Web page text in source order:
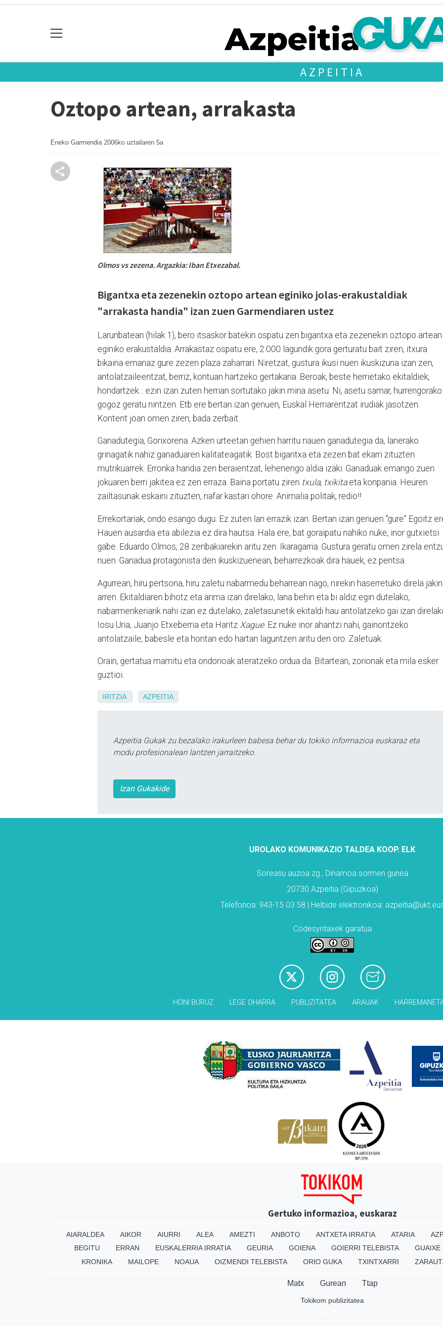
AZPEITIA
Oztopo artean, arrakasta
Eneko Garmendia 2006ko uztailaren 5a
Olmos vs zezena. Argazkia: Iban Etxezabal.
Bigantxa eta zezenekin oztopo artean eginiko jolas-erakustaldiak
"arrakasta handia" izan zuen Garmendiaren ustez
Larunbatean (hilak 1), bero itsaskor batekin ospatu zen bigantxa eta zezenekin oztopo artean
eginiko erakustaldia. Arrakastaz ospatu ere, 2.000 lagundik gora gerturatu bait ziren, itxura
bikaina emanaz gure zezen plaza zaharrari. Niretzat, gustura ikusi nuen ikuskizuna izan zen,
antolatzaileentzat, berriz, kontuan hartzeko gertakaria. Beroak, beste herrietako ekitaldiek,
hondartzek... ezin izan zuten herrian sortutako jakin mina asetu. Ni, asetu samar, hurrengorako
gogoz geratu nintzen. Etb ere bertan izan genuen, Euskal Herriarentzat irudiak jasotzen.
Kontent joan omen ziren, bada zerbait.
Ganadutegia, Gorixorena. Azken urteetan gehien harritu nauen ganadutegia da, lanerako
grinagatik nahiz ganaduaren kalitateagatik. Bost bigantxa eta zezen bat ekarri zituzten
mutrikuarrek. Erronka handia zen beraientzat, lehenengo aldia izaki. Ganaduak emango zuen
jokuaren berri jakitea ez zen erraza. Baina portatu ziren txula, txikitaeta konpania. Heuren
zailtasunak eskaini zituzten, nafar kastari ohore. Animalia politak, redio!!
Errekortariak, ondo esango dugu. Ez zuten lan errazik izan. Bertan izan genuen "gure" Egoitz
Hauen ausardia eta abilezia ez dira hautsa. Hala ere, bat goraipatu nahiko nuke, inor gutxietsi
gabe. Eduardo Olmos, 28 zenbakiarekin aritu zen. Ikaragarria. Gustura geratu omen zirela
nuen. Ganadua protagonista den ikuskizuenean, beharrezkoak dira hauek, ez pentsa.
Agurrean, hiru pertsona, hiru zaletu nabarmedu beharrean nago, nirekin haserretuko direla jakin
arren. Ekitaldiaren bihotz eta arima izan direlako, lana behin eta bi aldiz egin dutelako,
nabarmenkeriarik nahi izan ez dutelako, zaletasunetik ekitaldi hau antolatzeko gai izan
Iosu Uria, Juanjo Etxeberria eta Haritz Xague. Ez nuke inor ahantzi nahi, gainontzeko
antolatzaile, babesle eta hontan edo hartan laguntzen aritu den oro. Zaletuak.
Orain, gertatua mamitu eta ondorioak ateratzeko ordua da. Bitartean, zorionak eta mila esker
guztioi.
IRITZIA AZPEITIA
Azpeitia Gukak zu bezalako irakurleen babesa behar du tokiko informazioa euskaraz eta
modu profesionalean lantzen jarraitzeko.
Izan Gukakide
UROLAKO KOMUNIKAZIO TALDEA KOOP. ELK
Soreasu auzoa zg., Dinamoa sormen gunea
20730 Azpeitia (Gipuzkoa)
Telefonoa: 943-15 03 58 | Helbide elektronikoa:
Codesyntaxek garatua
HONI BURUZ LEGE OHARRA PUBLIZITATEA ARAUAK
Gertuko informazioa, euskaraz
AIARALDEA AIKOR AIURRI ALEA AMEZTI ANBOTO ANTXETA IRRATIA ATARIA
BEGITU
ERRAN EUSKALERRIA IRRATIA GEURIA GOIENA GOIERRI TELEBISTA GUAIXE
KRONIKA
MAILOPE NOAUA OIZMENDI TELEBISTA ORIO GUKA TXINTXARRI
Matx Gurean Ttap
Tokikom publizitatea